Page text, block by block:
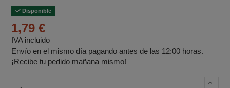
Disponible
1,79 €
IVA incluido
Envío en el mismo día pagando antes de las 12:00 horas.
¡Recibe tu pedido mañana mismo!